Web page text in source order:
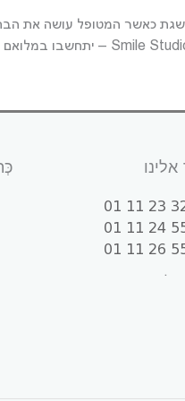
כאשר המטופל עושה את
.